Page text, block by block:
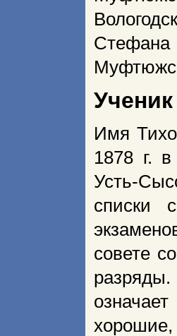
Ученик
Имя
1878 г. в
Усть-
списки
совете
разряды.
хорошие,